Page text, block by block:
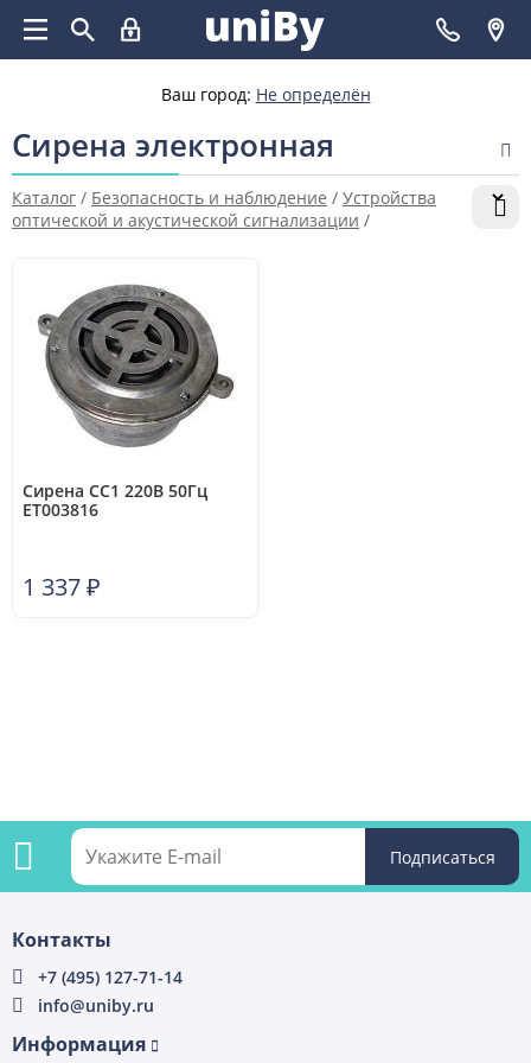
Ваш город: Не определён
Сирена электронная
Каталог / Безопасность и наблюдение / Устройства
оптической и акустической сигнализации /
Сирена СС1 220В 50Гц
ET003816
1 337₽
Контакты
+7 (495) 127-71-14
info@uniby.ru
Информация